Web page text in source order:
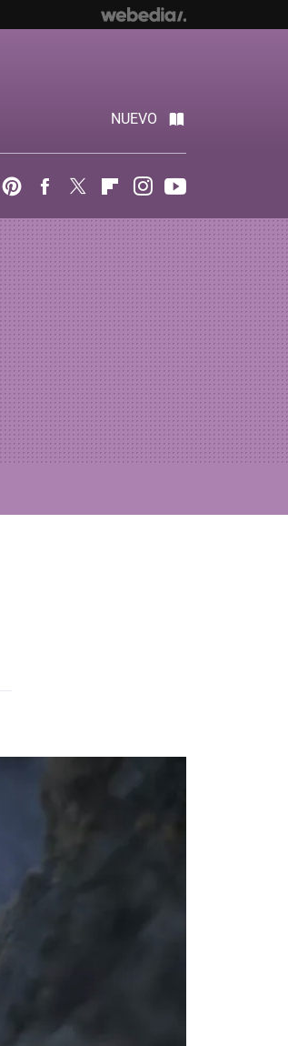
NUEVO
PinterestFacebook
Twitter FlipboardInstagram